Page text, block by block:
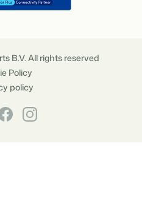
B.V. All rights reserved
Policy
policy